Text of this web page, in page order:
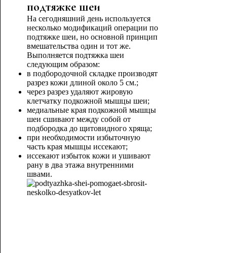
подтяжке шеи
На сегодняшний день используется
несколько модификаций операции по
подтяжке шеи, но основной принцип
вмешательства один и тот же.
Выполняется подтяжка шеи
следующим образом:
в подбородочной складке производят
разрез кожи длиной около 5 см.;
через разрез удаляют жировую
клетчатку подкожной мышцы шеи;
медиальные края подкожной мышцы
шеи сшивают между собой от
подбородка до щитовидного хряща;
при необходимости избыточную
часть края мышцы иссекают;
иссекают избыток кожи и ушивают
рану в два этажа внутренними
швами.